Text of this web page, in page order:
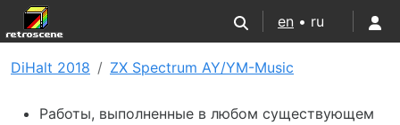
en • ru
DiHalt 2018 ZX Spectrum AY/YM-Music
Работы, выполненные в любом существующем